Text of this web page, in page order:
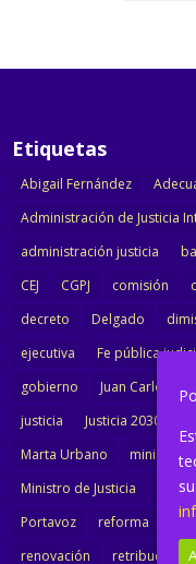
Etiquetas
Abigail Fernández
Administración de Justicia
administración justicia
CEJ
CGPJ comisión
decreto
Delgado
ejecutiva
Fe pública
gobierno
Juan Carlos
justicia
Justicia 2030
Marta Urbano
ministerio
Ministro de Justicia
Portavoz
reforma
renovación
retribuciones